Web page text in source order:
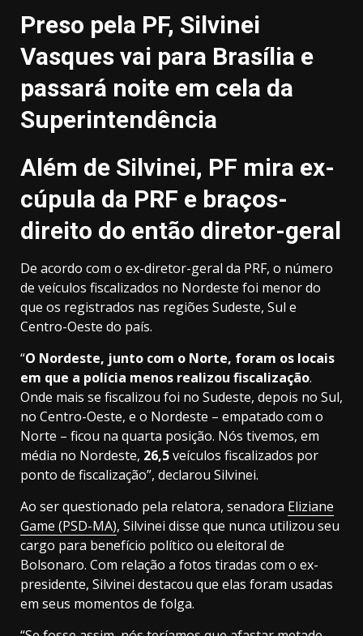
Preso pela PF, Silvinei
Vasques vai para Brasília e
passará noite em cela da
Superintendência
Além de Silvinei, PF mira ex-
cúpula da PRF e braços-
direito do então diretor-geral
De acordo com o ex-diretor-geral da PRF, o número
de veículos fiscalizados no Nordeste foi menor do
que os registrados nas regiões Sudeste, Sul e
Centro-Oeste do país.
“O Nordeste, junto com o Norte, foram os locais
em que a polícia menos realizou fiscalização.
Onde mais se fiscalizou foi no Sudeste, depois no Sul,
no Centro-Oeste, e o Nordeste – empatado com o
Norte – ficou na quarta posição. Nós tivemos, em
média no Nordeste, 26,5veículos fiscalizados por
ponto de fiscalização”, declarou Silvinei.
Ao ser questionado pela relatora, senadora Eliziane
Game (PSD-MA), Silvinei disse que nunca utilizou seu
cargo para benefício político ou eleitoral de
Bolsonaro. Com relação a fotos tiradas com o ex-
presidente, Silvinei destacou que elas foram usadas
em seus momentos de folga.